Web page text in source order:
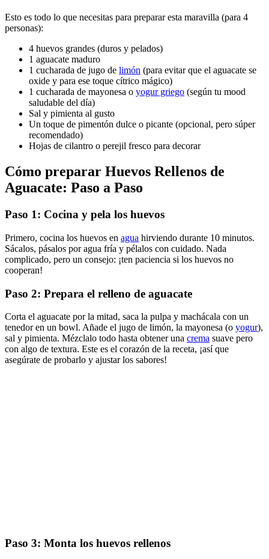
Esto es todo lo que necesitas para preparar esta maravilla (para 4
personas):
4 huevos grandes (duros y pelados)
1 aguacate maduro
1 cucharada de jugo de limón (para evitar que el aguacate se
oxide y para ese toque cítrico mágico)
1 cucharada de mayonesa o yogur griego (según tu mood
saludable del día)
Sal y pimienta al gusto
Un toque de pimentón dulce o picante (opcional, pero súper
recomendado)
Hojas de cilantro o perejil fresco para decorar
Cómo preparar Huevos Rellenos de
Aguacate: Paso a Paso
Paso 1: Cocina y pela los huevos
Primero, cocina los huevos en agua hirviendo durante 10 minutos.
Sácalos, pásalos por agua fría y pélalos con cuidado. Nada
complicado, pero un consejo: ¡ten paciencia si los huevos no
cooperan!
Paso 2: Prepara el relleno de aguacate
Corta el aguacate por la mitad, saca la pulpa y machácala con un
tenedor en un bowl. Añade el jugo de limón, la mayonesa (o yogur),
sal y pimienta. Mézclalo todo hasta obtener una crema suave pero
con algo de textura. Este es el corazón de la receta, ¡así que
asegúrate de probarlo y ajustar los sabores!
Paso 3: Monta los huevos rellenos